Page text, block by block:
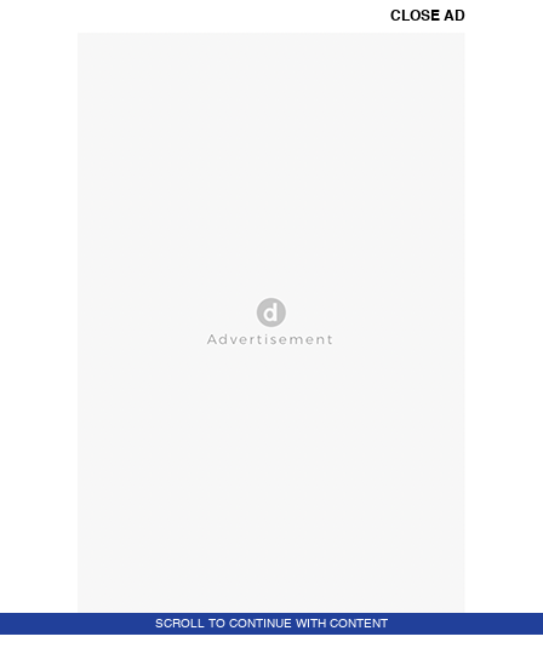
CLOSE AD
SCROLL TO CONTINUE WITH CONTENT